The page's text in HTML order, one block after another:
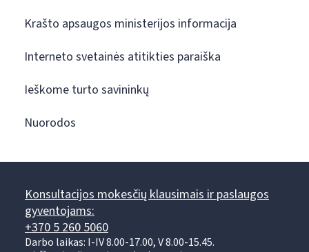
Krašto apsaugos ministerijos informacija
Interneto svetainės atitikties paraiška
Ieškome turto savininkų
Nuorodos
Konsultacijos mokesčių klausimais ir paslaugos
gyventojams:
+370 5 260 5060
Darbo laikas: I-IV 8.00-17.00, V 8.00-15.45.